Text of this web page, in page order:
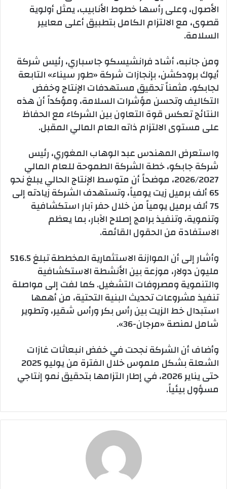
الأصول، وعلى رأسها خطوط الأنابيب، يمثل أولوية
قصوى، مع الالتزام الكامل بتطبيق أعلى معايير
السلامة.
ومن جانبه، أشاد فرانشيسكو جاسباري، رئيس شركة
أيوك برودكشن، بإنجازات شركة «طور سيناء» التابعة
لجابكو، مثمناً تحقيق مستهدفات الإنتاج وخفض
التكاليف وتحسن مؤشرات السلامة، ومؤكداً أن هذه
النتائج تعكس قوة التعاون بين الشركاء مع الحفاظ
على مستوى الالتزام ذاته العام المالي المقبل.
واستعرض المهندس عبد الوهاب المغوري، رئيس
شركة جابكو، خطة الشركة الطموحة للعام المالي
2026/2027، موضحاً أن متوسط الإنتاج الحالي يبلغ نحو
65 ألف برميل زيت يومياً، وتستهدف الشركة زيادته إلى
75 ألف برميل يومياً من خلال حفر آبار استكشافية
وتنموية، وتنفيذ برامج إصلاح الآبار، بما يعظم
الاستفادة من الحقول القائمة.
وأشار إلى أن الموازنة الاستثمارية المخططة تبلغ 516.5
مليون دولار، موزعة بين الأنشطة الاستكشافية
والتنموية ومصروفات التشغيل. كما لفت إلى مواصلة
تنفيذ مشروعات تحديث البنية التحتية، من أهمها
استبدال خط الزيت بين رأس بكر ورأس شقير، وتطوير
شامل لمنصة «مرجان-36».
وأضاف أن الشركة نجحت في خفض انبعاثات غازات
الشعلة بشكل ملموس خلال الفترة من يوليو 2025
حتى يناير 2026، في إطار التزامها بتحقيق نمو إنتاجي
مسؤول بيئياً.